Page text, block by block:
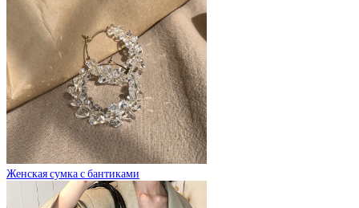
Женская сумка с бантиками